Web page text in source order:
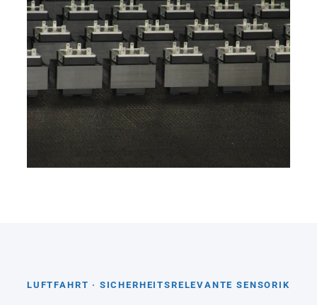
LUFTFAHRT · SICHERHEITSRELEVANTE SENSORIK